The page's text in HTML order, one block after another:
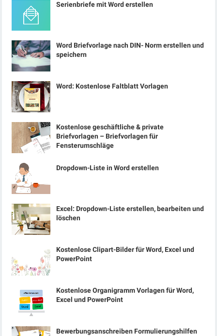
Serienbriefe mit Word erstellen
Word Briefvorlage nach DIN- Norm erstellen und
speichern
Word: Kostenlose Faltblatt Vorlagen
Kostenlose geschäftliche & private
Briefvorlagen – Briefvorlagen für
Fensterumschläge
Dropdown-Liste in Word erstellen
Excel: Dropdown-Liste erstellen, bearbeiten und
löschen
Kostenlose Clipart-Bilder für Word, Excel und
PowerPoint
Kostenlose Organigramm Vorlagen für Word,
Excel und PowerPoint
Bewerbungsanschreiben Formulierungshilfen